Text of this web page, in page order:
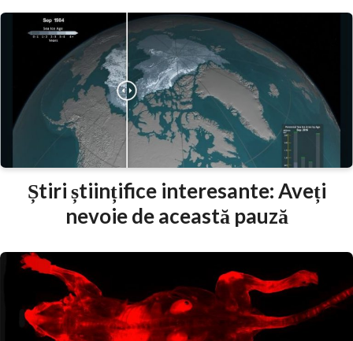
Știri științifice interesante: Aveți
nevoie de această pauză